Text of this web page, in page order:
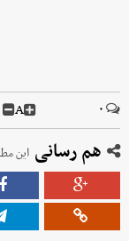
۰ A
هم رسانی این